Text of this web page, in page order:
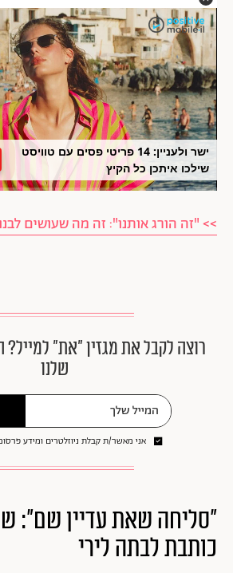
ישר ולעניין: 14 פריטי פסים עם טוויסט
שילכו איתכן כל הקיץ
>> "זה הורג אותנו": זה מה שעושים
רוצה לקבל את מגזין ״את״ למייל?
שלנו
אני מאשר/ת קבלת ניוזלטרים ומידע
"סליחה שאת עדיין שם":
כותבת לבתה לירי